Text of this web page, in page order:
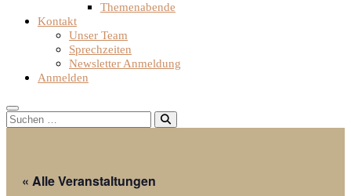
Themenabende
Kontakt
Unser Team
Sprechzeiten
Newsletter Anmeldung
Anmelden
Suchen …
« Alle Veranstaltungen